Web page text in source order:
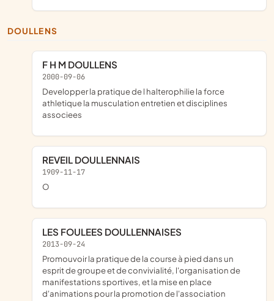
DOULLENS
F H M DOULLENS
2000-09-06
developper la pratique de l halterophilie la force
athletique la musculation entretien et disciplines
associees
REVEIL DOULLENNAIS
1909-11-17
o
LES FOULEES DOULLENNAISES
2013-09-24
promouvoir la pratique de la course à pied dans un
esprit de groupe et de convivialité, l'organisation de
manifestations sportives, et la mise en place
d'animations pour la promotion de l'association